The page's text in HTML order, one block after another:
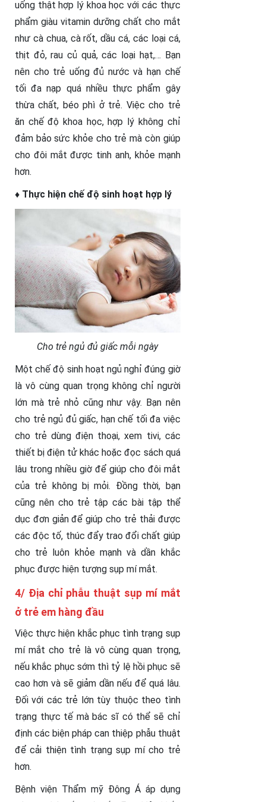
uống thật hợp lý khoa học với các thực
phẩm giàu vitamin dưỡng chất cho mắt
như cà chua, cà rốt, dầu cá, các loại cá,
thịt đỏ, rau củ quả, các loại hạt,… Bạn
nên cho trẻ uống đủ nước và hạn chế
tối đa nạp quá nhiều thực phẩm gây
thừa chất, béo phì ở trẻ. Việc cho trẻ
ăn chế độ khoa học, hợp lý không chỉ
đảm bảo sức khỏe cho trẻ mà còn giúp
cho đôi mắt được tinh anh, khỏe mạnh
hơn.
♦ Thực hiện chế độ sinh hoạt hợp lý
Cho trẻ ngủ đủ giấc mỗi ngày
Một chế độ sinh hoạt ngủ nghỉ đúng giờ
là vô cùng quan trọng không chỉ người
lớn mà trẻ nhỏ cũng như vậy. Bạn nên
cho trẻ ngủ đủ giấc, hạn chế tối đa việc
cho trẻ dùng điện thoại, xem tivi, các
thiết bị điện tử khác hoặc đọc sách quá
lâu trong nhiều giờ để giúp cho đôi mắt
của trẻ không bị mỏi. Đồng thời, bạn
cũng nên cho trẻ tập các bài tập thể
dục đơn giản để giúp cho trẻ thải được
các độc tố, thúc đẩy trao đổi chất giúp
cho trẻ luôn khỏe mạnh và dần khắc
phục được hiện tượng sụp mí mắt.
4/ Địa chỉ phẫu thuật sụp mí mắt
ở trẻ em hàng đầu
Việc thực hiện khắc phục tình trạng sụp
mí mắt cho trẻ là vô cùng quan trọng,
nếu khắc phục sớm thì tỷ lệ hồi phục sẽ
cao hơn và sẽ giảm dần nếu để quá lâu.
Đối với các trẻ lớn tùy thuộc theo tình
trạng thực tế mà bác sĩ có thể sẽ chỉ
định các biện pháp can thiệp phẫu thuật
để cải thiện tình trạng sụp mí cho trẻ
hơn.
Bệnh viện Thẩm mỹ Đông Á áp dụng